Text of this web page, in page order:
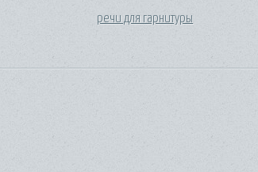
речи для гарнитуры